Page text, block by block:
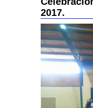
2017.